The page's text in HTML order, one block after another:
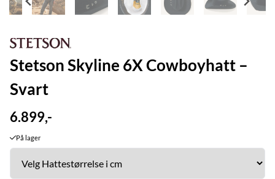
Stetson Skyline 6X Cowboyhatt –
Svart
6.899,-
På lager